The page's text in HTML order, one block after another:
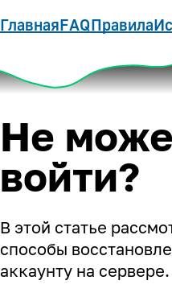
ГлавнаяFAQПравила
Не
войти?
В этой статье
способы
аккаунту на сервере.